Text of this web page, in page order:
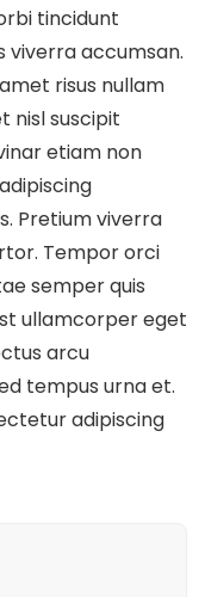
tincidunt
viverra accumsan.
risus nullam
nisl suscipit
etiam non
Pretium viverra
Tempor orci
semper quis
ullamcorper eget
arcu
tempus urna et.
adipiscing